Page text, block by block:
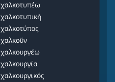
χαλκοτυπέω
χαλκοτυπική
χαλκοτύπος
χαλκοῦν
χαλκουργέω
χαλκουργία
χαλκουργικός